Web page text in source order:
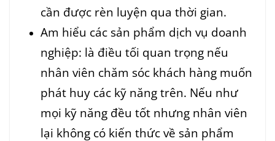
cần được rèn luyện qua thời gian.
Am hiểu các sản phẩm dịch vụ doanh
nghiệp: là điều tối quan trọng nếu
nhân viên chăm sóc khách hàng muốn
phát huy các kỹ năng trên. Nếu như
mọi kỹ năng đều tốt nhưng nhân viên
lại không có kiến thức về sản phẩm